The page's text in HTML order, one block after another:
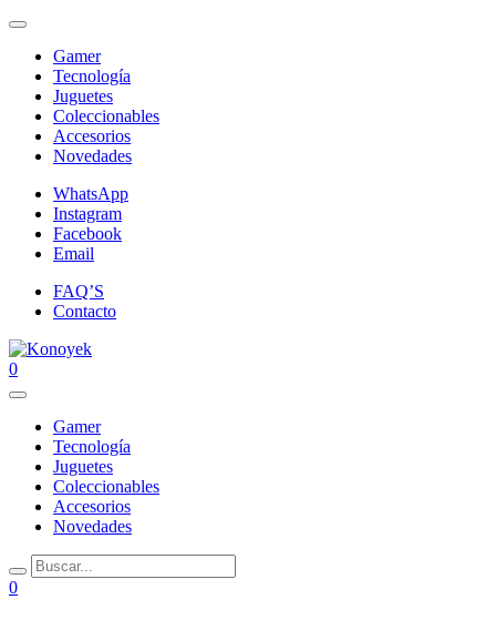
Gamer
Tecnología
Juguetes
Coleccionables
Accesorios
Novedades
WhatsApp
Instagram
Facebook
Email
FAQ’S
Contacto
0
Gamer
Tecnología
Juguetes
Coleccionables
Accesorios
Novedades
0